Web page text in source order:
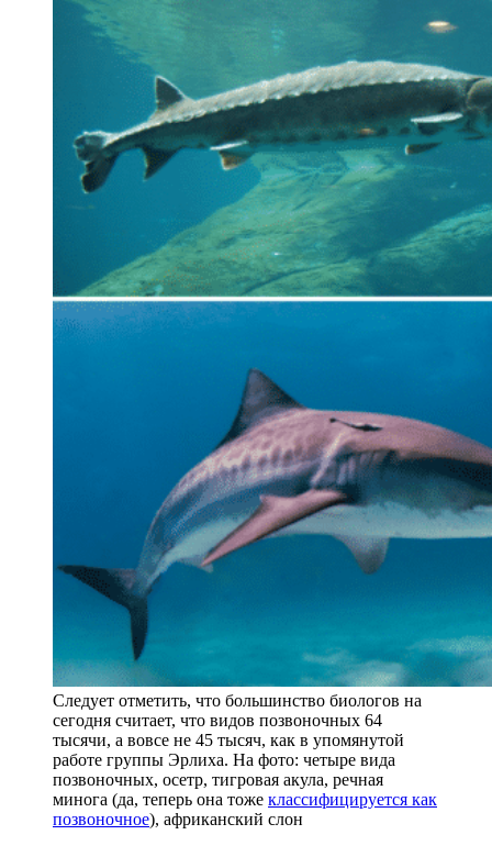
Следует отметить, что большинство биологов на
сегодня считает, что видов позвоночных 64
тысячи, а вовсе не 45 тысяч, как в упомянутой
работе группы Эрлиха. На фото: четыре вида
позвоночных, осетр, тигровая акула, речная
минога (да, теперь она тоже классифицируется как
позвоночное), африканский слон